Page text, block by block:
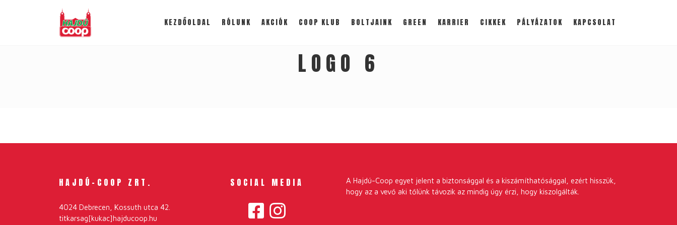
KEZDŐOLDAL RÓLUNK AKCIÓK COOP KLUB BOLTJAINK GREEN KARRIER CIKKEK PÁLYÁZATOK KAPCSOLAT
LOGO 6
HAJDÚ-COOP ZRT.
4024 Debrecen, Kossuth utca 42.
titkarsag[kukac]hajducoop.hu
SOCIAL MEDIA
A Hajdú-Coop egyet jelent a biztonsággal és a kiszámíthatósággal, ezért hisszük,
hogy az a vevő aki tőlünk távozik az mindig úgy érzi, hogy kiszolgálták.